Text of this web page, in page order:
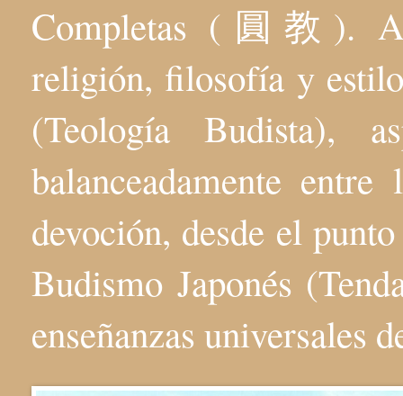
Completas (圓教).
religión, filosofía y
(Teología Budista),
balanceadamente
devoción, desde el
Budismo Japonés
enseñanzas universales